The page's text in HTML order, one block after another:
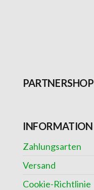
PARTNERSHOP
INFORMATION
Zahlungsarten
Versand
Cookie-Richtlinie